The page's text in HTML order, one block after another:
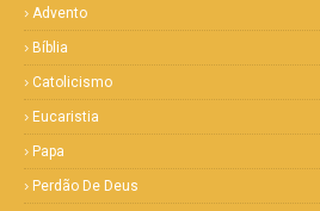
Advento
Bíblia
Catolicismo
Eucaristia
Papa
Perdão De Deus